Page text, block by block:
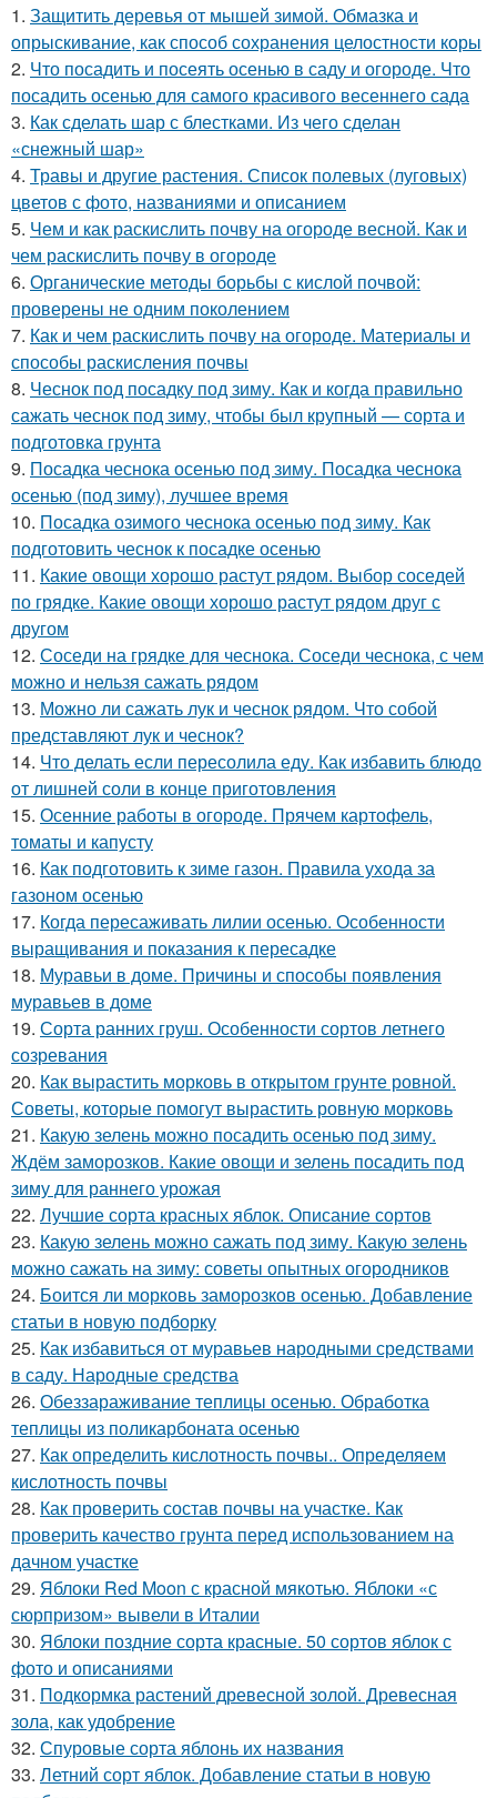
1. Защитить деревья от мышей зимой. Обмазка и
опрыскивание, как способ сохранения целостности коры
2. Что посадить и посеять осенью в саду и огороде. Что
посадить осенью для самого красивого весеннего сада
3. Как сделать шар с блестками. Из чего сделан
«снежный шар»
4. Травы и другие растения. Список полевых (луговых)
цветов с фото, названиями и описанием
5. Чем и как раскислить почву на огороде весной. Как и
чем раскислить почву в огороде
6. Органические методы борьбы с кислой почвой:
проверены не одним поколением
7. Как и чем раскислить почву на огороде. Материалы и
способы раскисления почвы
8. Чеснок под посадку под зиму. Как и когда правильно
сажать чеснок под зиму, чтобы был крупный — сорта и
подготовка грунта
9. Посадка чеснока осенью под зиму. Посадка чеснока
осенью (под зиму), лучшее время
10. Посадка озимого чеснока осенью под зиму. Как
подготовить чеснок к посадке осенью
11. Какие овощи хорошо растут рядом. Выбор соседей
по грядке. Какие овощи хорошо растут рядом друг с
другом
12. Соседи на грядке для чеснока. Соседи чеснока, с чем
можно и нельзя сажать рядом
13. Можно ли сажать лук и чеснок рядом. Что собой
представляют лук и чеснок?
14. Что делать если пересолила еду. Как избавить блюдо
от лишней соли в конце приготовления
15. Осенние работы в огороде. Прячем картофель,
томаты и капусту
16. Как подготовить к зиме газон. Правила ухода за
газоном осенью
17. Когда пересаживать лилии осенью. Особенности
выращивания и показания к пересадке
18. Муравьи в доме. Причины и способы появления
муравьев в доме
19. Сорта ранних груш. Особенности сортов летнего
созревания
20. Как вырастить морковь в открытом грунте ровной.
Советы, которые помогут вырастить ровную морковь
21. Какую зелень можно посадить осенью под зиму.
Ждём заморозков. Какие овощи и зелень посадить под
зиму для раннего урожая
22. Лучшие сорта красных яблок. Описание сортов
23. Какую зелень можно сажать под зиму. Какую зелень
можно сажать на зиму: советы опытных огородников
24. Боится ли морковь заморозков осенью. Добавление
статьи в новую подборку
25. Как избавиться от муравьев народными средствами
в саду. Народные средства
26. Обеззараживание теплицы осенью. Обработка
теплицы из поликарбоната осенью
27. Как определить кислотность почвы.. Определяем
кислотность почвы
28. Как проверить состав почвы на участке. Как
проверить качество грунта перед использованием на
дачном участке
29. Яблоки Red Moon с красной мякотью. Яблоки «с
сюрпризом» вывели в Италии
30. Яблоки поздние сорта красные. 50 сортов яблок с
фото и описаниями
31. Подкормка растений древесной золой. Древесная
зола, как удобрение
32. Спуровые сорта яблонь их названия
33. Летний сорт яблок. Добавление статьи в новую